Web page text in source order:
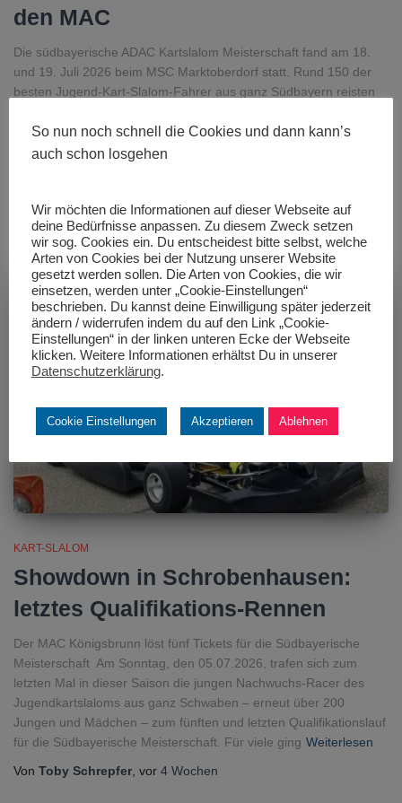
den MAC
Die südbayerische ADAC Kartslalom Meisterschaft fand am 18.
und 19. Juli 2026 beim MSC Marktoberdorf statt. Rund 150 der
besten Jugend-Kart-Slalom-Fahrer aus ganz Südbayern reisten
Altersklassen (K1 bis K6) anzutreten und den südbayerischen
Meister zu küren. Die Rennläufe wurden mit einheitlichen,
KART-SLALOM
Showdown in Schrobenhausen:
letztes Qualifikations-Rennen
Der MAC Königsbrunn löst fünf Tickets für die Südbayerische
Meisterschaft Am Sonntag, den 05.07.2026, trafen sich zum
letzten Mal in dieser Saison die jungen Nachwuchs-Racer des
Jugendkartslaloms aus ganz Schwaben – erneut über 200
Jungen und Mädchen – zum fünften und letzten Qualifikationslauf
für die Südbayerische Meisterschaft. Für viele ging Weiterlesen
Von Toby Schrepfer , vor 4 Wochen
So nun noch schnell die Cookies und dann kann’s
auch schon losgehen
Wir möchten die Informationen auf dieser Webseite auf
deine Bedürfnisse anpassen. Zu diesem Zweck setzen
wir sog. Cookies ein. Du entscheidest bitte selbst, welche
Arten von Cookies bei der Nutzung unserer Website
gesetzt werden sollen. Die Arten von Cookies, die wir
einsetzen, werden unter „Cookie-Einstellungen“
beschrieben. Du kannst deine Einwilligung später jederzeit
ändern / widerrufen indem du auf den Link „Cookie-
Einstellungen“ in der linken unteren Ecke der Webseite
klicken. Weitere Informationen erhältst Du in unserer
Datenschutzerklärung.
Cookie Einstellungen Akzeptieren Ablehnen